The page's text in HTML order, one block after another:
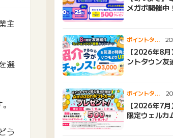
主
選
う
メガポ開催中
ポイントタウ
ンニュース
【2026年8
ントタウン友
ポイントタウ
ンニュース
【2026年7
限定ウェルカ